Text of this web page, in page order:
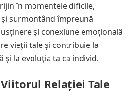
în momentele dificile,
surmontând împreună
și conexiune emoțională
vieții tale și contribuie la
și la evoluția ta ca individ.
Relației Tale